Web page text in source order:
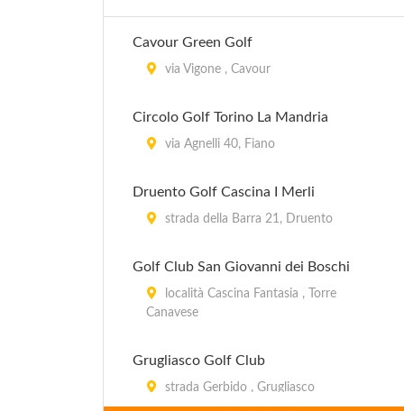
Cavour Green Golf
via Vigone , Cavour
Circolo Golf Torino La Mandria
via Agnelli 40, Fiano
Druento Golf Cascina I Merli
strada della Barra 21, Druento
Golf Club San Giovanni dei Boschi
località Cascina Fantasia , Torre
Canavese
Grugliasco Golf Club
strada Gerbido , Grugliasco